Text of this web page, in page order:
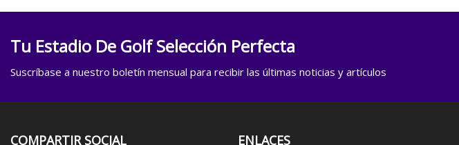
Tu Estadio De Golf Selección Perfecta
Suscríbase a nuestro boletín mensual para recibir las últimas noticias y artículos
COMPARTIR SOCIAL ENLACES